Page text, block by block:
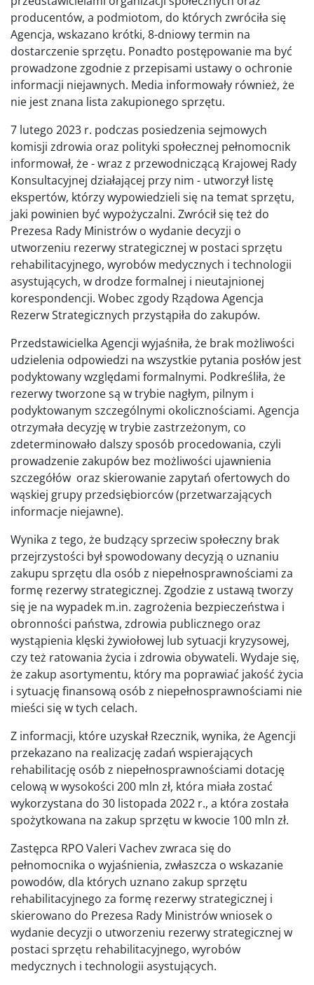
producentów, a podmiotom, do których zwróciła się
Agencja, wskazano krótki, 8-dniowy termin na
dostarczenie sprzętu. Ponadto postępowanie ma być
prowadzone zgodnie z przepisami ustawy o ochronie
informacji niejawnych. Media informowały również, że
nie jest znana lista zakupionego sprzętu.
7 lutego 2023 r. podczas posiedzenia sejmowych
komisji zdrowia oraz polityki społecznej pełnomocnik
informował, że - wraz z przewodniczącą Krajowej Rady
Konsultacyjnej działającej przy nim - utworzył listę
ekspertów, którzy wypowiedzieli się na temat sprzętu,
jaki powinien być wypożyczalni. Zwrócił się też do
Prezesa Rady Ministrów o wydanie decyzji o
utworzeniu rezerwy strategicznej w postaci sprzętu
rehabilitacyjnego, wyrobów medycznych i technologii
asystujących, w drodze formalnej i nieutajnionej
korespondencji. Wobec zgody Rządowa Agencja
Rezerw Strategicznych przystąpiła do zakupów.
Przedstawicielka Agencji wyjaśniła, że brak możliwości
udzielenia odpowiedzi na wszystkie pytania posłów jest
podyktowany względami formalnymi. Podkreśliła, że
rezerwy tworzone są w trybie nagłym, pilnym i
podyktowanym szczególnymi okolicznościami. Agencja
otrzymała decyzję w trybie zastrzeżonym, co
zdeterminowało dalszy sposób procedowania, czyli
prowadzenie zakupów bez możliwości ujawnienia
szczegółów oraz skierowanie zapytań ofertowych do
wąskiej grupy przedsiębiorców (przetwarzających
informacje niejawne).
Wynika z tego, że budzący sprzeciw społeczny brak
przejrzystości był spowodowany decyzją o uznaniu
zakupu sprzętu dla osób z niepełnosprawnościami za
formę rezerwy strategicznej. Zgodzie z ustawą tworzy
się je na wypadek m.in. zagrożenia bezpieczeństwa i
obronności państwa, zdrowia publicznego oraz
wystąpienia klęski żywiołowej lub sytuacji kryzysowej,
czy też ratowania życia i zdrowia obywateli. Wydaje się,
że zakup asortymentu, który ma poprawiać jakość życia
i sytuację finansową osób z niepełnosprawnościami nie
mieści się w tych celach.
Z informacji, które uzyskał Rzecznik, wynika, że Agencji
przekazano na realizację zadań wspierających
rehabilitację osób z niepełnosprawnościami dotację
celową w wysokości 200 mln zł, która miała zostać
wykorzystana do 30 listopada 2022 r., a która została
spożytkowana na zakup sprzętu w kwocie 100 mln zł.
Zastępca RPO Valeri Vachev zwraca się do
pełnomocnika o wyjaśnienia, zwłaszcza o wskazanie
powodów, dla których uznano zakup sprzętu
rehabilitacyjnego za formę rezerwy strategicznej i
skierowano do Prezesa Rady Ministrów wniosek o
wydanie decyzji o utworzeniu rezerwy strategicznej w
postaci sprzętu rehabilitacyjnego, wyrobów
medycznych i technologii asystujących.